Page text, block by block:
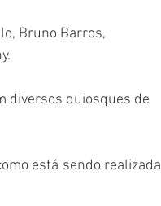
Bruno Barros,
diversos quiosques de
está sendo realizada